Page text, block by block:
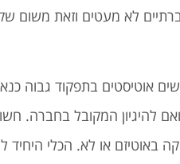
לא מעטים וזאת משום
אוטיסטים בתפקוד גבוה
באוטיזם או לא. הכלי